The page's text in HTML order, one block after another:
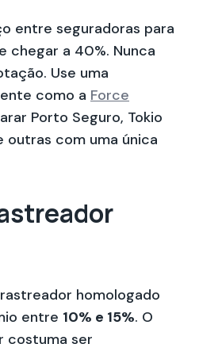
entre seguradoras para
chegar a 40%. Nunca
Use uma
como a Force
Porto Seguro, Tokio
outras com uma única
homologado
entre 10% e 15%. O
costuma ser